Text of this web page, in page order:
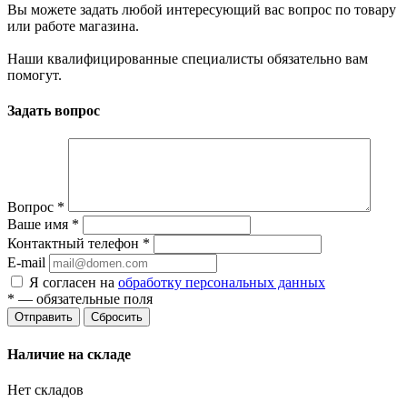
Вы можете задать любой интересующий вас вопрос по товару
или работе магазина.
Наши квалифицированные специалисты обязательно вам
помогут.
Задать вопрос
Вопрос *
Ваше имя *
Контактный телефон *
E-mail
Я согласен на обработку персональных данных
* — обязательные поля
Сбросить
Наличие на складе
Нет складов